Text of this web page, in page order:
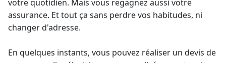
votre quotidien. Mais vous regagnez aussi votre
assurance. Et tout ça sans perdre vos habitudes, ni
changer d'adresse.
En quelques instants, vous pouvez réaliser un devis de